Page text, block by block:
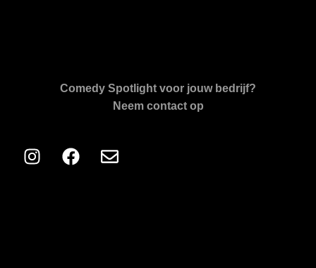
Comedy Spotlight voor jouw bedrijf?
Neem contact op